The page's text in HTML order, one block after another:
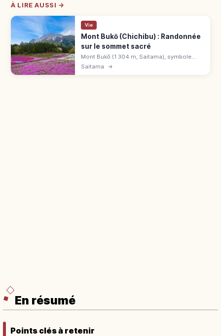
À LIRE AUSSI →
Vie
Mont Bukō (Chichibu) : Randonnée
sur le sommet sacré
Mont Bukō (1 304 m, Saitama), symbole
sacré du Chichibu Jinja. Carrière calcaire au
Saitama →
En résumé
Points clés à retenir